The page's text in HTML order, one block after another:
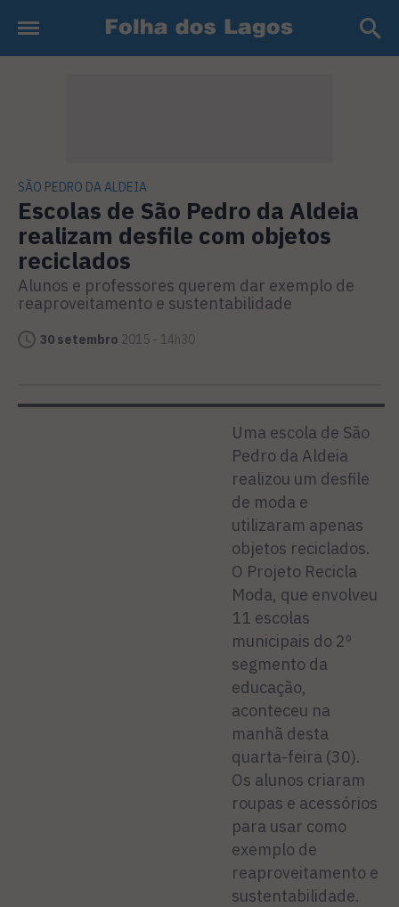
SÃO PEDRO DA ALDEIA
Escolas de São Pedro da Aldeia
realizam desfile com objetos
reciclados
Alunos e professores querem dar exemplo de
reaproveitamento e sustentabilidade
30 setembro 2015 - 14h30
Uma escola de São
Pedro da Aldeia
realizou um desfile
de moda e
utilizaram apenas
objetos reciclados.
O Projeto Recicla
Moda, que envolveu
11 escolas
municipais do 2º
segmento da
educação,
aconteceu na
manhã desta
quarta-feira (30).
Os alunos criaram
roupas e acessórios
para usar como
exemplo de
reaproveitamento e
sustentabilidade.